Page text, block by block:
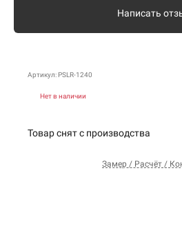
Написать
Артикул: PSLR-1240
Нет в наличии
Товар снят с производства
Замер / Расчёт /